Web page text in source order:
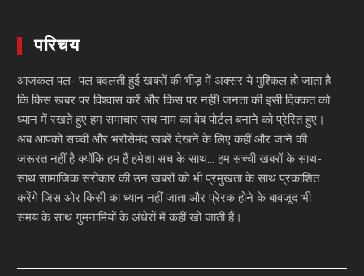
परिचय
आजकल पल- पल बदलती हुई खबरों की भीड़ में अक्सर ये मुश्किल हो जाता है
कि किस खबर पर विश्वास करें और किस पर नहीं! जनता की इसी दिक्कत को
ध्यान में रखते हुए हम समाचार सच नाम का वेब पोर्टल बनाने को प्रेरित हुए।
अब आपको सच्ची और भरोसेमंद खबरें देखने के लिए कहीं और जाने की
जरूरत नहीं है क्योंकि हम हैं हमेशा सच के साथ… हम सच्ची खबरों के साथ-
साथ सामाजिक सरोकार की उन खबरों को भी प्रमुखता के साथ प्रकाशित
करेंगे जिस ओर किसी का ध्यान नहीं जाता और प्रेरक होने के बावजूद भी
समय के साथ गुमनामियों के अंधेरों में कहीं खो जाती हैं।